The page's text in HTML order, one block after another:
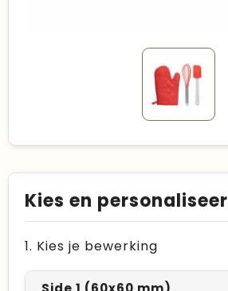
Kies en personaliseer
1. Kies je bewerking